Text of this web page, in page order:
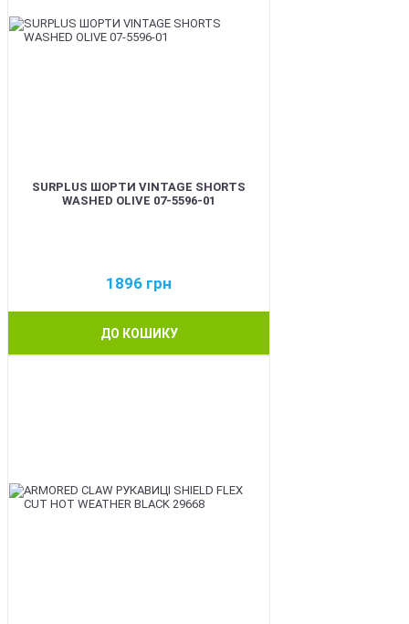
SURPLUS ШОРТИ VINTAGE SHORTS
WASHED OLIVE 07-5596-01
1896 грн
ДО КОШИКУ